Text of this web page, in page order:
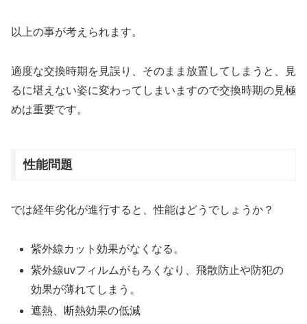
以上の事が考えられます。
適度な交換時期を見誤り、そのまま放置してしまうと、見
るに堪えない姿に変わってしまいますので交換時期の見極
めは重要です。
性能問題
では経年劣化が進行すると、性能はどうでしょうか？
紫外線カット効果がなくなる。
紫外線uvフィルムがもろくなり、飛散防止や防犯の
効果が薄れてしまう。
遮熱、断熱効果の低減